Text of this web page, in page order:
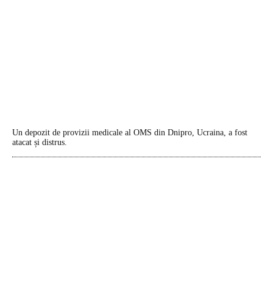
Un depozit de provizii medicale al OMS din Dnipro, Ucraina, a fost
atacat și distrus.